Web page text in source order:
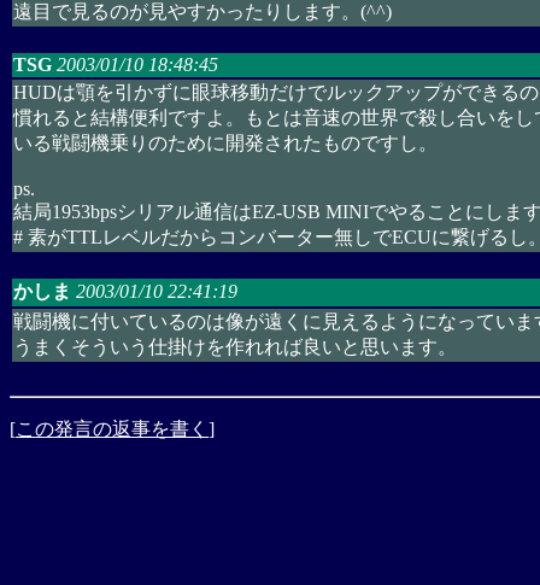
遠目で見るのが見やすかったりします。(^^)
TSG 2003/01/10 18:48:45
HUDは顎を引かずに眼球移動だけでルックアップができる
慣れると結構便利ですよ。もとは音速の世界で殺し合いをし
いる戦闘機乗りのために開発されたものですし。
ps.
結局1953bpsシリアル通信はEZ-USB MINIでやることにしま
# 素がTTLレベルだからコンバーター無しでECUに繋げるし
かしま 2003/01/10 22:41:19
戦闘機に付いているのは像が遠くに見えるようになっていま
うまくそういう仕掛けを作れれば良いと思います。
[この発言の返事を書く ]